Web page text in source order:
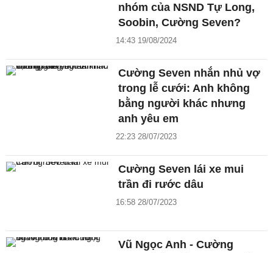
nhóm của NSND Tự Long,
Soobin, Cường Seven?
14:43 19/08/2024
Cường Seven nhắn nhủ vợ
trong lễ cưới: Anh không
bằng người khác nhưng
anh yêu em
22:23 28/07/2023
Cường Seven lái xe mui
trần đi rước dâu
16:58 28/07/2023
Vũ Ngọc Anh - Cường